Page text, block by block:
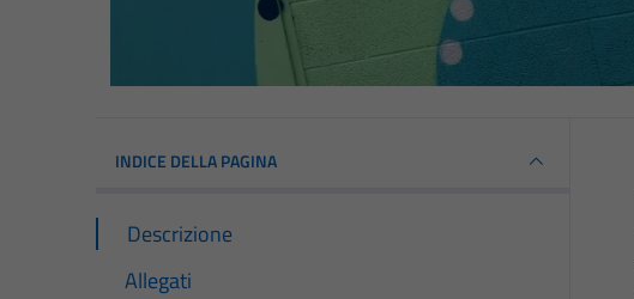
INDICE DELLA PAGINA
Descrizione
Allegati